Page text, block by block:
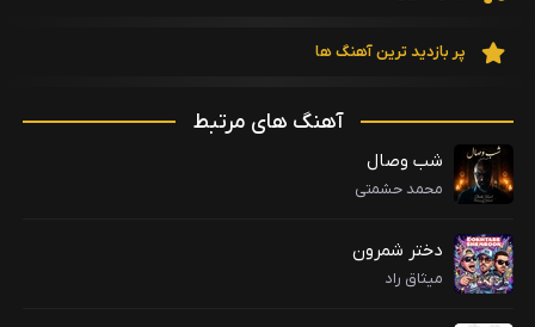
پر بازدید ترین آهنگ ها
آهنگ های مرتبط
شب وصال
محمد حشمتی
دختر شمرون
میثاق راد